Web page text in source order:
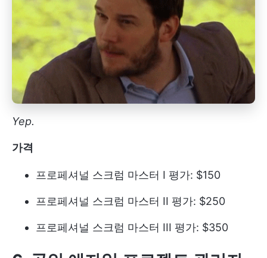
Yep.
가격
프로페셔널 스크럼 마스터 I 평가: $150
프로페셔널 스크럼 마스터 II 평가: $250
프로페셔널 스크럼 마스터 III 평가: $350